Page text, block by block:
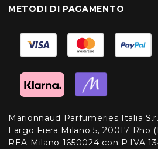
METODI DI PAGAMENTO
Marionnaud Parfumeries Italia
Largo Fiera Milano 5, 20017 Rho
REA Milano 1650024 con P.IVA